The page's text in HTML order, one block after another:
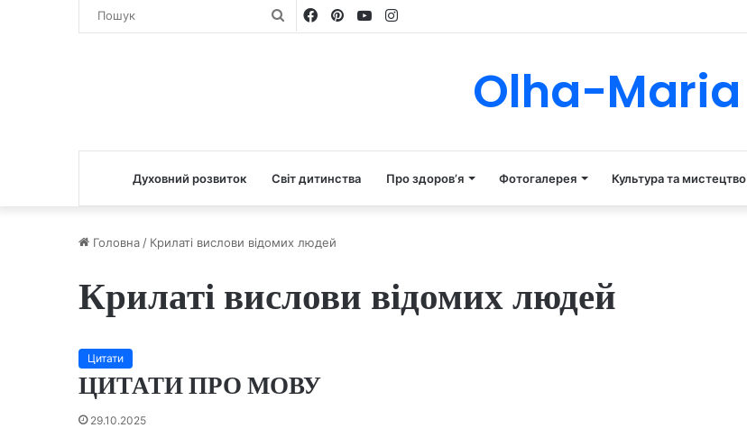
ПошукFacebook
Pinterest
YouTubeInstagram
Olha-Maria
Духовний розвиток Світ дитинства Про здоров’я Фотогалерея Культура та мистецтво
Головна / Крилаті вислови відомих людей
Крилаті вислови відомих людей
Цитати
ЦИТАТИ ПРО МОВУ
29.10.2025